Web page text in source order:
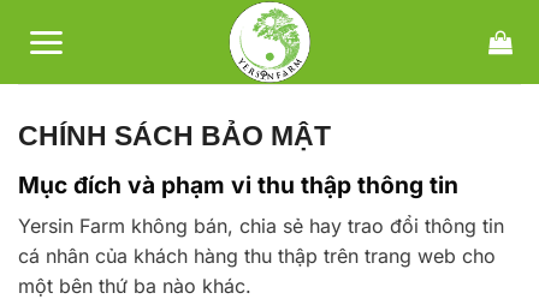
qua
CHÍNH SÁCH BẢO MẬT
Mục đích và phạm vi thu thập thông tin
Yersin Farm không bán, chia sẻ hay trao đổi thông tin
cá nhân của khách hàng thu thập trên trang web cho
một bên thứ ba nào khác.